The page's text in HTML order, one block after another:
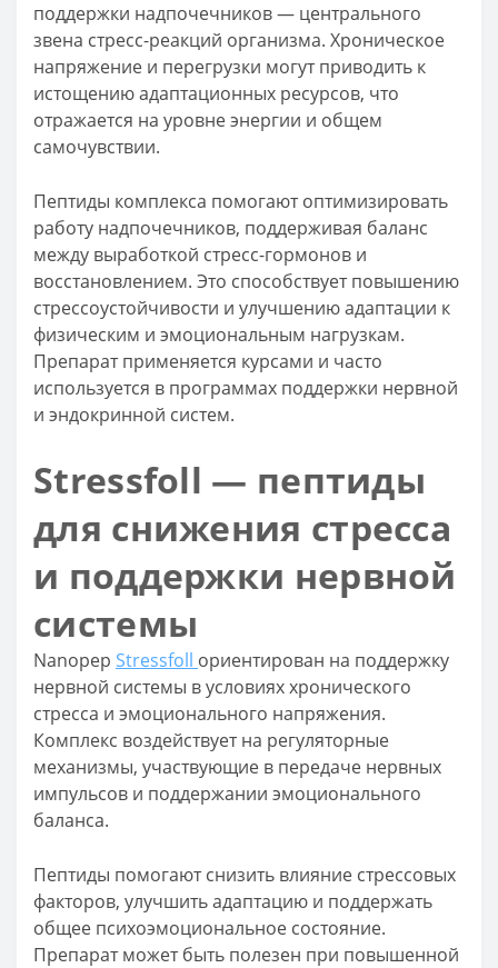
поддержки надпочечников — центрального
звена стресс-реакций организма. Хроническое
напряжение и перегрузки могут приводить к
истощению адаптационных ресурсов, что
отражается на уровне энергии и общем
самочувствии.
Пептиды комплекса помогают оптимизировать
работу надпочечников, поддерживая баланс
между выработкой стресс-гормонов и
восстановлением. Это способствует повышению
стрессоустойчивости и улучшению адаптации к
физическим и эмоциональным нагрузкам.
Препарат применяется курсами и часто
используется в программах поддержки нервной
и эндокринной систем.
Stressfoll — пептиды
для снижения стресса
и поддержки нервной
системы
Nanopep Stressfoll ориентирован на поддержку
нервной системы в условиях хронического
стресса и эмоционального напряжения.
Комплекс воздействует на регуляторные
механизмы, участвующие в передаче нервных
импульсов и поддержании эмоционального
баланса.
Пептиды помогают снизить влияние стрессовых
факторов, улучшить адаптацию и поддержать
общее психоэмоциональное состояние.
Препарат может быть полезен при повышенной